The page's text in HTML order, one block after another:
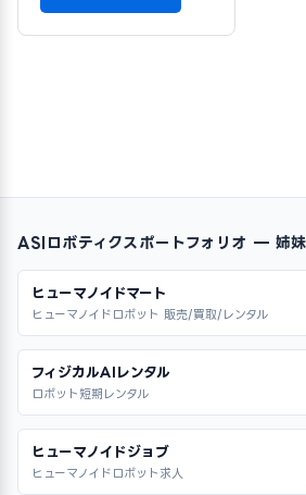
ASIロボティクスポートフォリオ — 姉
ヒューマノイドマート
ヒューマノイドロボット 販売/買取/レンタル
フィジカルAIレンタル
ロボット短期レンタル
ヒューマノイドジョブ
ヒューマノイドロボット求人